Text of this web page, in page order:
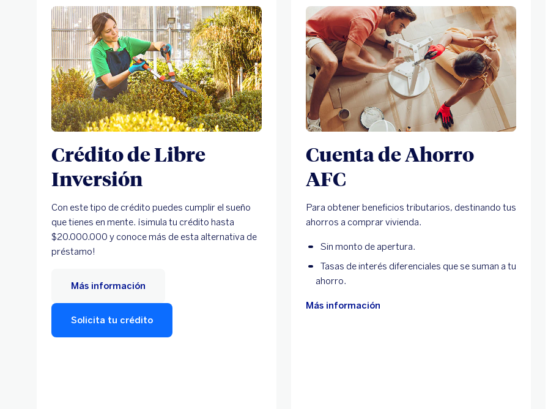
Crédito de Libre
Inversión
Con este tipo de crédito puedes cumplir el sueño
que tienes en mente. ¡simula tu crédito hasta
$20.000.000 y conoce más de esta alternativa de
préstamo!
Solicita tu crédito
Más información
Cuenta de Ahorro
AFC
Para obtener beneficios tributarios, destinando tus
ahorros a comprar vivienda.
Sin monto de apertura.
Tasas de interés diferenciales que se suman a tu
ahorro.
Más información